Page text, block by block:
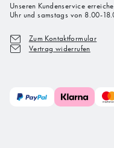
Unseren Kundenservice
Uhr und samstags von 8.00-
Zum Kontaktformular
Vertrag widerrufen